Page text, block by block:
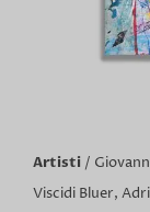
Artisti /
Viscidi Bluer,